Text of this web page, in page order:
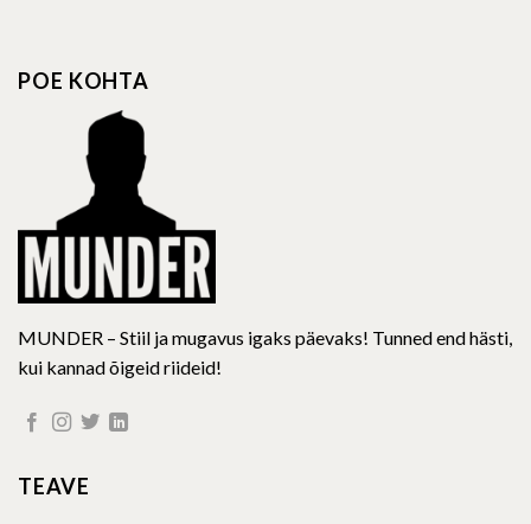
may
chosen
on
the
product
page
POE KOHTA
MUNDER – Stiil ja mugavus igaks päevaks! Tunned end hästi,
kui kannad õigeid riideid!
TEAVE